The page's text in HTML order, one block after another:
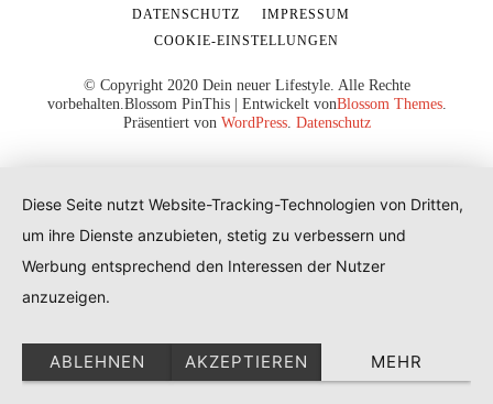
© Copyright 2020 Dein neuer Lifestyle. Alle Rechte
vorbehalten. Blossom PinThis | Entwickelt vonBlossom Themes.
Präsentiert von WordPress. Datenschutz
DATENSCHUTZ
IMPRESSUM
COOKIE-EINSTELLUNGEN
Diese Seite nutzt Website-Tracking-Technologien von Dritten,
um ihre Dienste anzubieten, stetig zu verbessern und
Werbung entsprechend den Interessen der Nutzer
anzuzeigen.
ABLEHNEN AKZEPTIEREN MEHR